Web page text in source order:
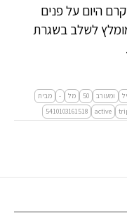
היום על פנים
לשלב בשגרת
ומעורב 50 מל -
מבית
active
5410103161518